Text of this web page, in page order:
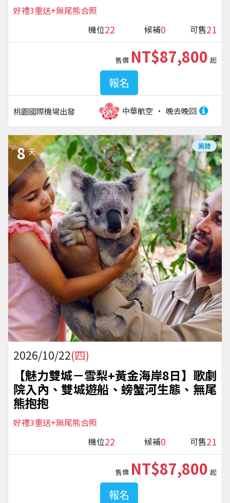
好禮3重送+無尾熊合照
機位22 候補0 可售21
桃園國際機場出發 中華航空 晚去晚回
售價 NT$87,800 起
報名
8 天
團體
2026/10/22(四)
【魅力雙城－雪梨+黃金海岸8日】歌劇
院入內、雙城遊船、螃蟹河生態、無尾
熊抱抱
好禮3重送+無尾熊合照
機位22 候補0 可售21
售價 NT$87,800 起
報名